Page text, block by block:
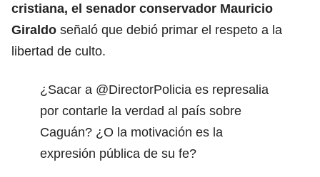
cristiana, el senador conservador Mauricio
Giraldo señaló que debió primar el respeto a la
libertad de culto.
¿Sacar a @DirectorPolicia es represalia
por contarle la verdad al país sobre
Caguán? ¿O la motivación es la
expresión pública de su fe?